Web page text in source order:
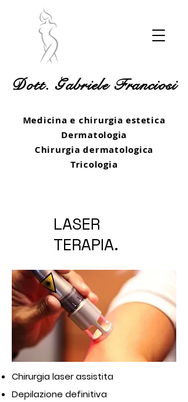
Dott. Gabriele Franciosi
Medicina e chirurgia estetica
Dermatologia
Chirurgia dermatologica
Tricologia
LASER
TERAPIA.
Chirurgia laser assistita
Depilazione definitiva